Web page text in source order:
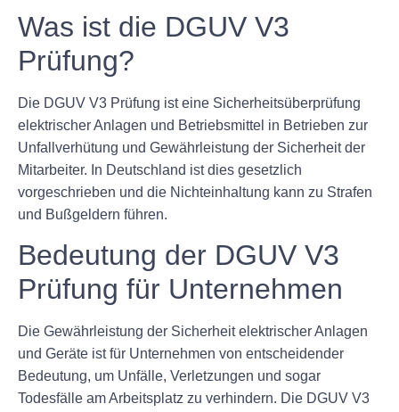
Was ist die DGUV V3
Prüfung?
Die DGUV V3 Prüfung ist eine Sicherheitsüberprüfung
elektrischer Anlagen und Betriebsmittel in Betrieben zur
Unfallverhütung und Gewährleistung der Sicherheit der
Mitarbeiter. In Deutschland ist dies gesetzlich
vorgeschrieben und die Nichteinhaltung kann zu Strafen
und Bußgeldern führen.
Bedeutung der DGUV V3
Prüfung für Unternehmen
Die Gewährleistung der Sicherheit elektrischer Anlagen
und Geräte ist für Unternehmen von entscheidender
Bedeutung, um Unfälle, Verletzungen und sogar
Todesfälle am Arbeitsplatz zu verhindern. Die DGUV V3